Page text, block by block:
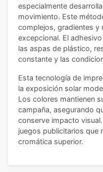
especialmente
movimiento. Este
complejos, gradientes y
excepcional. El
las aspas de plástico,
constante y las
Esta tecnología de
la exposición solar
Los colores mantienen
campaña, asegurando
conserve impacto
juegos publicitarios que
cromática superior.